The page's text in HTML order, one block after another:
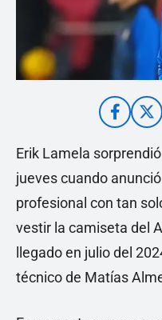
Erik Lamela
jueves cuando
profesional con tan
vestir la camiseta del
llegado en julio del
técnico de Matías